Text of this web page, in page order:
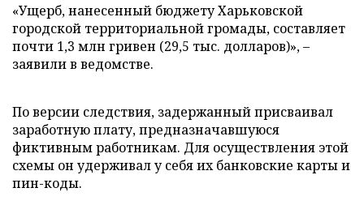
«Ущерб, нанесенный бюджету Харьковской
городской территориальной громады, составляет
почти 1,3 млн гривен (29,5 тыс. долларов)», –
заявили в ведомстве.
По версии следствия, задержанный присваивал
заработную плату, предназначавшуюся
фиктивным работникам. Для осуществления этой
схемы он удерживал у себя их банковские карты и
пин-коды.